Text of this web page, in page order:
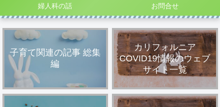
婦人科の話 お問合せ
子育て関連の記事 総集
編
カリフォルニア
COVID19情報のウェブ
サイト一覧